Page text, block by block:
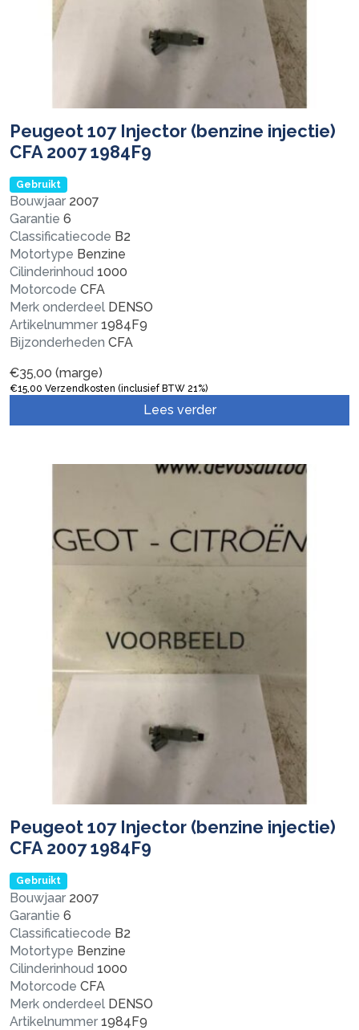
Peugeot 107 Injector (benzine injectie)
CFA 2007 1984F9
Gebruikt
Bouwjaar 2007
Garantie 6
Classificatiecode B2
Motortype Benzine
Cilinderinhoud 1000
Motorcode CFA
Merk onderdeel DENSO
Artikelnummer 1984F9
Bijzonderheden CFA
€35,00 (marge)
€15,00 Verzendkosten (inclusief BTW 21%)
Lees verder
Peugeot 107 Injector (benzine injectie)
CFA 2007 1984F9
Gebruikt
Bouwjaar 2007
Garantie 6
Classificatiecode B2
Motortype Benzine
Cilinderinhoud 1000
Motorcode CFA
Merk onderdeel DENSO
Artikelnummer 1984F9